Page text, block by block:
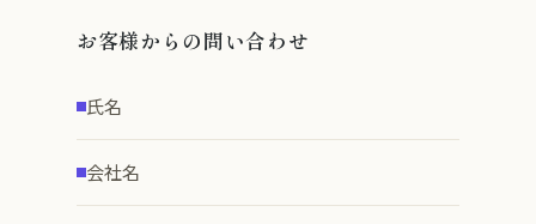
お客様からの問い合わせ
氏名
会社名